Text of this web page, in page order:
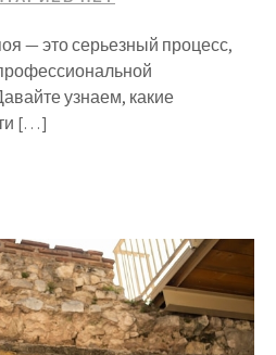
— это серьезный процесс,
узнаем, какие
[…]